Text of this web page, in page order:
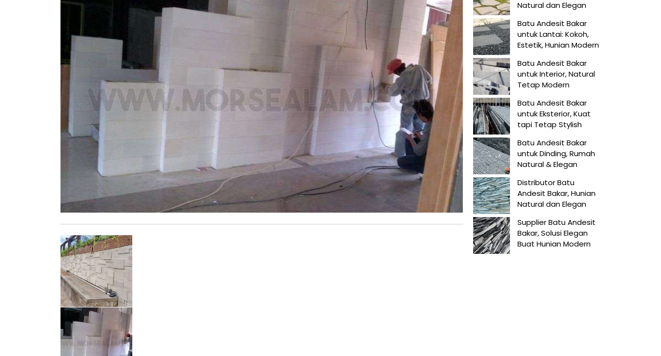
Natural dan Elegan
Batu Andesit Bakar
untuk Lantai: Kokoh,
Estetik, Hunian Modern
Batu Andesit Bakar
untuk Interior, Natural
Tetap Modern
Batu Andesit Bakar
untuk Eksterior, Kuat
tapi Tetap Stylish
Batu Andesit Bakar
untuk Dinding, Rumah
Natural & Elegan
Distributor Batu
Andesit Bakar, Hunian
Natural dan Elegan
Supplier Batu Andesit
Bakar, Solusi Elegan
Buat Hunian Modern